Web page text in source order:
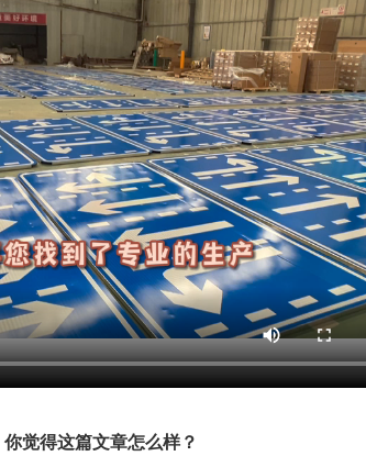
你觉得这篇文章怎么样？